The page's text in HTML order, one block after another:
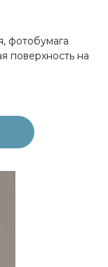
фотобумага
поверхность на